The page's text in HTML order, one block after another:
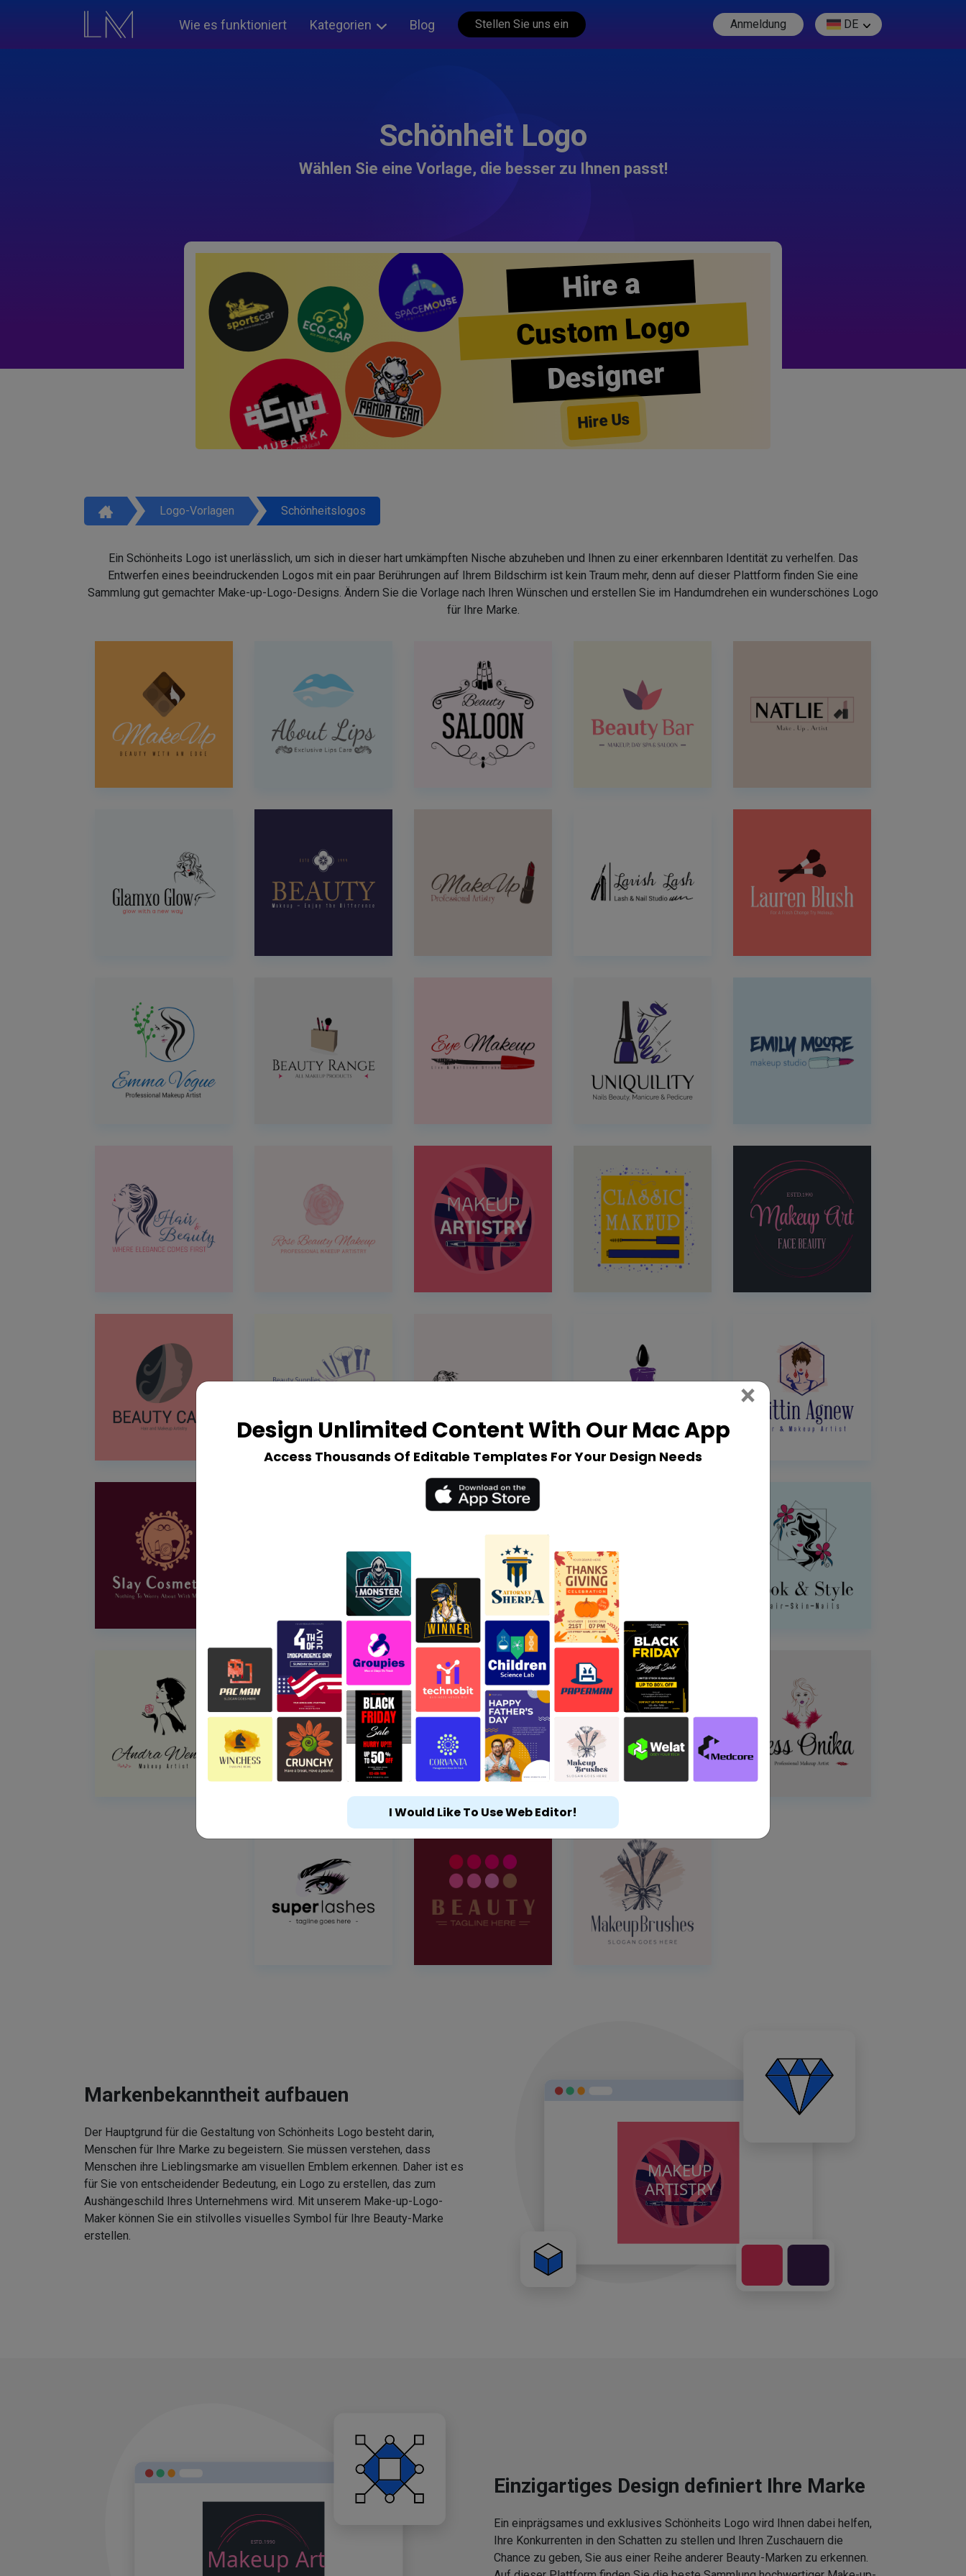
Wie es funktioniert Kategorien Blog Stellen Sie uns ein Anmeldung DE
Schönheit Logo
Wählen Sie eine Vorlage, die besser zu Ihnen passt!
Hire a
Custom Logo
Designer
Hire Us
Logo-Vorlagen Schönheitslogos
Ein Schönheits Logo ist unerlässlich, um sich in dieser hart umkämpften Nische abzuheben und Ihnen zu einer erkennbaren Identität zu verhelfen. Das
Entwerfen eines beeindruckenden Logos mit ein paar Berührungen auf Ihrem Bildschirm ist kein Traum mehr, denn auf dieser Plattform finden Sie eine
Sammlung gut gemachter Make-up-Logo-Designs. Ändern Sie die Vorlage nach Ihren Wünschen und erstellen Sie im Handumdrehen ein wunderschönes Logo
für Ihre Marke.
Markenbekanntheit aufbauen
Der Hauptgrund für die Gestaltung von Schönheits Logo besteht darin,
Menschen für Ihre Marke zu begeistern. Sie müssen verstehen, dass
Menschen ihre Lieblingsmarke am visuellen Emblem erkennen. Daher ist es
für Sie von entscheidender Bedeutung, ein Logo zu erstellen, das zum
Aushängeschild Ihres Unternehmens wird. Mit unserem Make-up-Logo-
Maker können Sie ein stilvolles visuelles Symbol für Ihre Beauty-Marke
erstellen.
Einzigartiges Design definiert Ihre Marke
Ein einprägsames und exklusives Schönheits Logo wird Ihnen dabei helfen,
Ihre Konkurrenten in den Schatten zu stellen und Ihren Zuschauern die
Chance zu geben, Sie aus einer Reihe anderer Beauty-Marken zu erkennen.
Design Unlimited Content With Our Mac App
Access Thousands Of Editable Templates For Your Design Needs
× Close
I Would Like To Use Web Editor!